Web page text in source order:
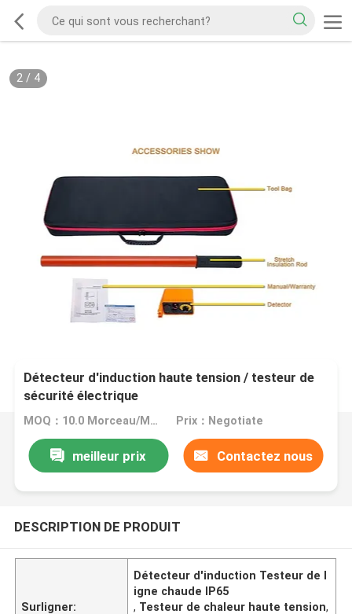
2/ 4
Détecteur d'induction haute tension / testeur de
sécurité électrique
MOQ：10.0 Morceau/Morceaux Prix：Negotiate
meilleur prix Contactez nous
DESCRIPTION DE PRODUIT
Surligner:
Détecteur d'induction Testeur de l
igne chaude IP65
, Testeur de chaleur haute tension,